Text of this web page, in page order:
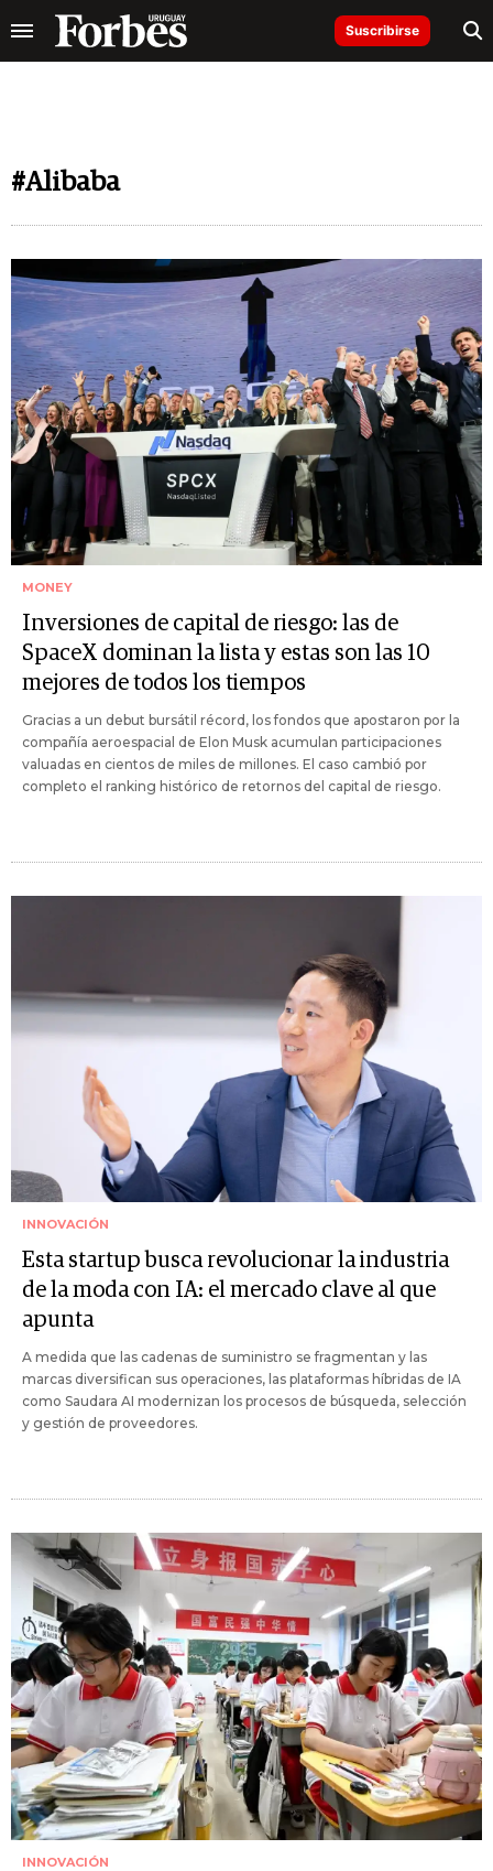
Suscribirse
#Alibaba
MONEY
Inversiones de capital de riesgo: las de
SpaceX dominan la lista y estas son las 10
mejores de todos los tiempos
Gracias a un debut bursátil récord, los fondos que apostaron por la
compañía aeroespacial de Elon Musk acumulan participaciones
valuadas en cientos de miles de millones. El caso cambió por
completo el ranking histórico de retornos del capital de riesgo.
INNOVACIÓN
Esta startup busca revolucionar la industria
de la moda con IA: el mercado clave al que
apunta
A medida que las cadenas de suministro se fragmentan y las
marcas diversifican sus operaciones, las plataformas híbridas de IA
como Saudara AI modernizan los procesos de búsqueda, selección
y gestión de proveedores.
INNOVACIÓN